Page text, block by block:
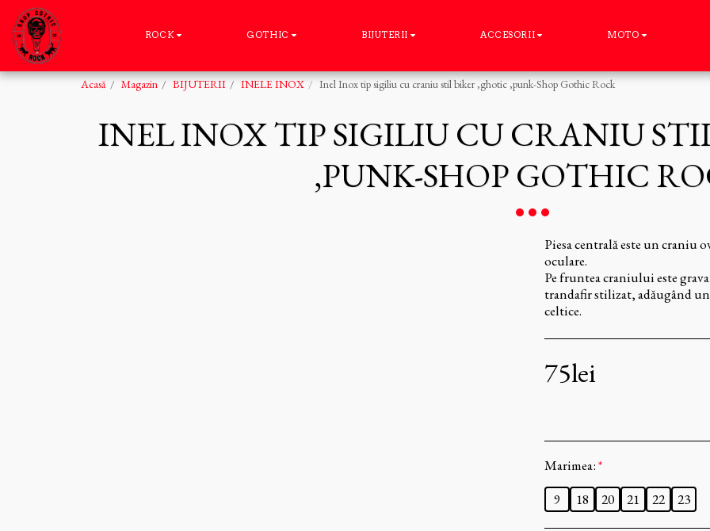
ROCK GOTHIC BIJUTERII ACCESORII MOTO
Acasă Magazin BIJUTERII INELE INOX Inel Inox tip sigiliu cu craniu stil biker ,ghotic ,punk-Shop Gothic Rock
INEL INOX TIP SIGILIU CU CRANIU
,PUNK-SHOP GOTHIC
Piesa centrală este un
oculare.
Pe fruntea craniului este
trandafir stilizat, adăugând
celtice.
75lei
Marimea:*
9
18 20 21 22 23